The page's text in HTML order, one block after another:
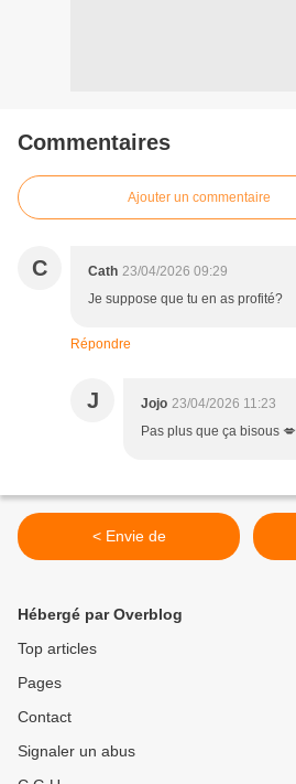
Commentaires
Ajouter un commentaire
C Cath 23/04/2026 09:29
Je suppose que tu en as profité?
Répondre
J Jojo 23/04/2026 11:23
Pas plus que ça bisous 💋
< Envie de
Hébergé par Overblog
Top articles
Pages
Contact
Signaler un abus